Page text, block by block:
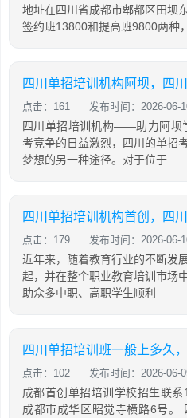
地址在四川省成都市郫都区田坝
签约班13800和提高班9800两种
四川单招培训机构阿坝，四
点击：161 发布时间：2026-06-
四川单招培训机构——助力阿坝
考竞争的日益激烈，四川的单招
梦想的另一种途径。对于位于
点击：179 发布时间：2026-06-
近年来，随着教育行业的不断发
起，并在整个职业教育培训市场
助众多中职、高职学生顺利
点击：102 发布时间：2026-06-
成都首创单招培训学校招生联
成都市成华区昭觉寺横路6号。